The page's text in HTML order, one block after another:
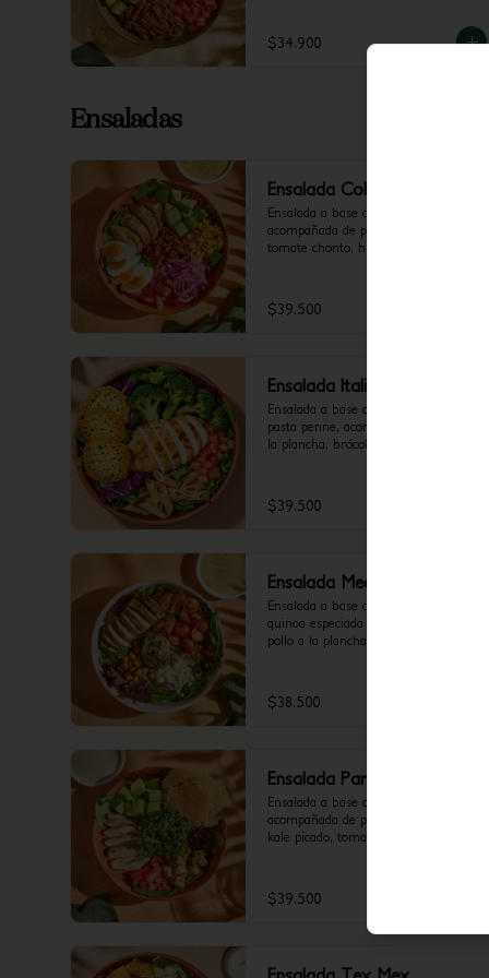
$34.900
Ensaladas
Ensalada Cobb
Ensalada a base de mix de lechugas,
acompañada de pollo a la plancha,
tomate chonto, huevo duro, tocineta,
Recomendada con vinagreta
Mediterránea.
$39.500
Ensalada Italia
Ensalada a base de mix de lechugas y
pasta penne, acompañada de pollo a
la plancha, brócoli rostizado, tomate
$39.500
Ensalada Mediterralia
Ensalada a base de mix de lechugas y
quinoa especiada , acompañada de
pollo a la plancha, tomate cherry,
con vinagreta Mediterránea.
$38.500
Ensalada Parmesalia
Ensalada a base de mix de lechugas,
acompañada de pollo a la plancha,
kale picado, tomate chonto, aguacate,
con vinagreta César.
$39.500